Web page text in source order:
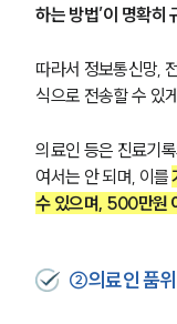
하는 방법’이 명확히
따라서 정보통신망,
식으로 전송할 수 있
의료인 등은 진료기
여서는 안 되며, 이를
수 있으며, 500만원
②의료인 품위